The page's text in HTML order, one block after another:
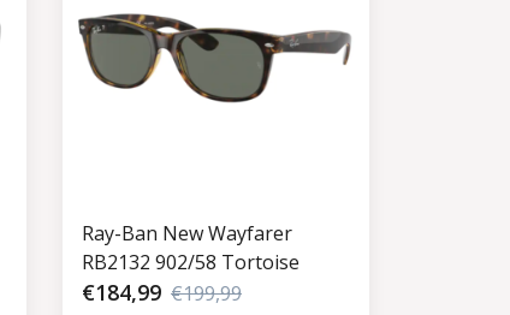
Ray-Ban New Wayfarer
RB2132 902/58 Tortoise
€184,99 €199,99